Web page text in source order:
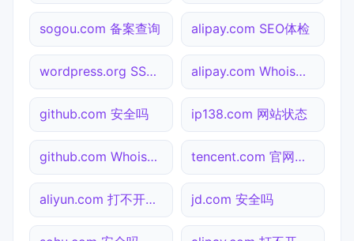
sogou.com 备案查询 alipay.com SEO体检
wordpress.org SSL检测 alipay.com Whois查询
github.com 安全吗 ip138.com 网站状态
github.com Whois查询 tencent.com 官网入口
aliyun.com 打不开检测 jd.com 安全吗